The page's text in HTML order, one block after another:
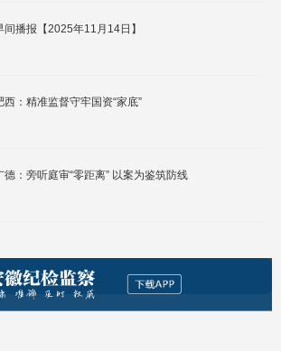
间播报【2025年11月14日】
西：精准监督守牢国资“家底”
广德：旁听庭审“零距离” 以案为鉴筑防线